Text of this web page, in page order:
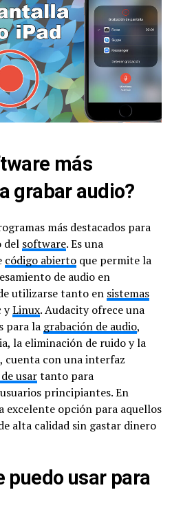
más
grabar audio?
más destacados para
del software. Es una
código abierto que permite la
de audio en
utilizarse tanto en sistemas
yLinux. Audacity ofrece una
para la grabación de audio,
la eliminación de ruido y la
cuenta con una interfaz
usartanto para
principiantes. En
excelente opción para aquellos
alta calidad sin gastar dinero
puedo usar para